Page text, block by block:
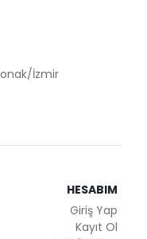
İzmir
HESABIM
Giriş Yap
Kayıt Ol